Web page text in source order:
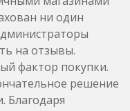
ни один
на отзывы.
фактор покупки.
решение
Благодаря